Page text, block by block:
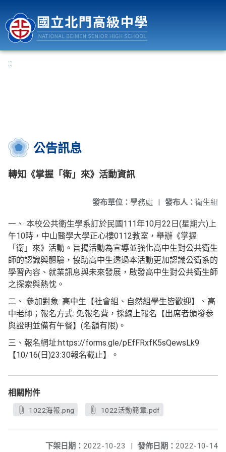
:::
公告訊息
轉知《掌握「衛」來》活動資訊
發布人： 衛生組
發布單位： 學務處 |
一、 本校公共衛生學系訂於民國111年10月22日(星期六)上
午10時，中山醫學大學正心樓0112教室，舉辦《掌握
「衛」來》活動。旨揭活動為宣導並強化高中生對公共衛生
師的認識與體驗，協助高中生透過本活動更加認識公衛系的
學習內容、就業訊息與未來發展，啟發高中生對公共衛生師
之探索與熱忱。
二、 參加對象: 高中生【社會組、自然組學生皆歡迎】、高
中老師；報名方式: 免報名費，採線上報名【出席者頒發参
與證明並備有午餐】(名額有限)。
三、報名網址:https://forms.gle/pEfFRxfK5sQewsLk9
【10/16(日)23:30報名截止】。
相關附件
1022海報.png 1022活動簡章.pdf
發佈日期： 2022-10-14
下架日期： 2022-10-23 |